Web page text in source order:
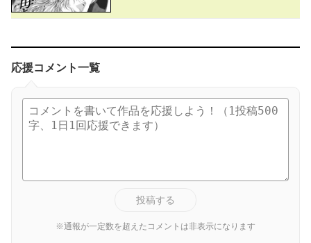
応援コメント一覧
投稿する
※通報が一定数を超えたコメントは非表示になります